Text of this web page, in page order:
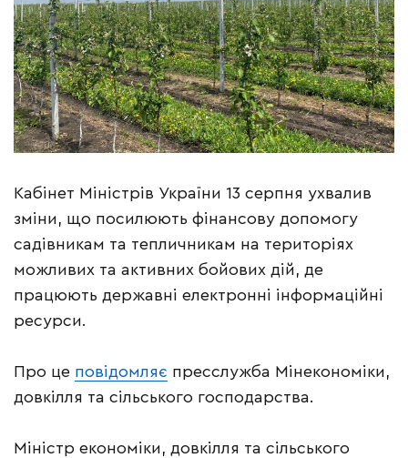
Кабінет Міністрів України 13 серпня ухвалив
зміни, що посилюють фінансову допомогу
садівникам та тепличникам на територіях
можливих та активних бойових дій, де
працюють державні електронні інформаційні
ресурси.
Про це повідомляє пресслужба Мінекономіки,
довкілля та сільського господарства.
Міністр економіки, довкілля та сільського